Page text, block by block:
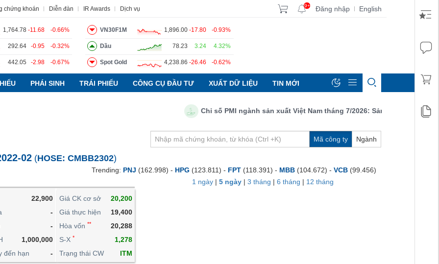
chứng khoán Diễn đàn IR Awards Dịch vụ 9+ Đăng nhập | English
1,764.78 -11.68 -0.66%
292.64 -0.95 -0.32%
442.05 -2.98 -0.67%
VN30F1M 1,896.00 -17.80 -0.93%
Dầu 78.23 3.24 4.32%
Spot Gold 4,238.86 -26.46 -0.62%
PHÁI SINH TRÁI PHIẾU CÔNG CỤ ĐẦU TƯ XUẤT DỮ LIỆU TIN MỚI
Chỉ số PMI ngành sản xuất Việt Nam tháng 7/2026: Sản lượng, số lượng
Mã công ty Ngành
02 (HOSE: CMBB2302)
22,900
-
-
1,000,000
đến hạn
-
Giá CK cơ sở
20,200
Giá thực hiện
19,400
Hòa vốn **
20,288
S-X *
1,278
Trạng thái CW
ITM
Trending: PNJ (162.998) - HPG (123.811) - FPT (118.391) - MBB (104.672) - VCB (99.456)
1 ngày | 5 ngày | 3 tháng | 6 tháng | 12 tháng
Tin tức Báo cáo phân tích Thuật ngữ Dịch vụ
DOANH NGHIỆP
PHÁI SINH
TRÁI PHIẾU
CÔNG CỤ ĐẦU TƯ
XUẤT DỮ LIỆU
TIN MỚI